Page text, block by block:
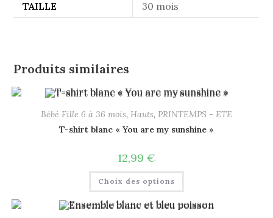
TAILLE 30 mois
Produits similaires
Bébé Fille 6 à 36 mois, Hauts, PRINTEMPS - ETE
T-shirt blanc « You are my sunshine »
12,99 €
Choix des options